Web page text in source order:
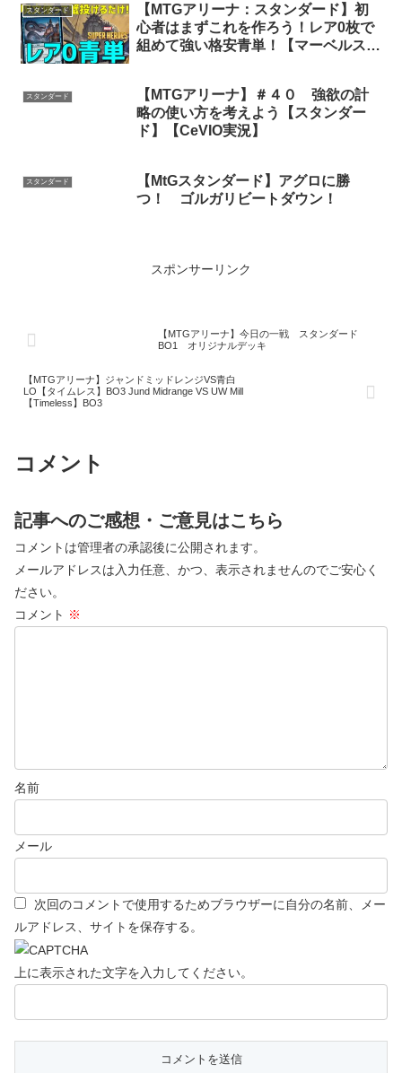
スタンダード
【MTGアリーナ：スタンダード】初
心者はまずこれを作ろう！レア0枚で
組めて強い格安青単！【マーベルスー
スタンダード
【MTGアリーナ】＃４０ 強欲の計
略の使い方を考えよう【スタンダー
ド】【CeVIO実況】
スタンダード
【MtGスタンダード】アグロに勝
つ！ ゴルガリビートダウン！
スポンサーリンク
【MTGアリーナ】今日の一戦 スタンダード
BO1 オリジナルデッキ
【MTGアリーナ】ジャンドミッドレンジVS青白
LO【タイムレス】BO3 Jund Midrange VS UW Mill
【Timeless】BO3
コメント
記事へのご感想・ご意見はこちら
コメントは管理者の承認後に公開されます。
メールアドレスは入力任意、かつ、表示されませんのでご安心く
ださい。
コメント ※
名前
メール
次回のコメントで使用するためブラウザーに自分の名前、メー
ルアドレス、サイトを保存する。
上に表示された文字を入力してください。